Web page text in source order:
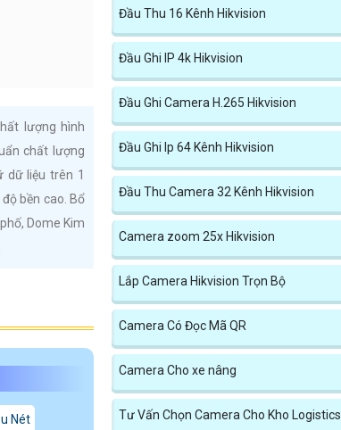
lượng hình
chất lượng
dữ liệu trên 1
độ bền cao. Bổ
Dome Kim
Nét
Đầu Thu 16 Kênh Hikvision
Đầu Ghi IP 4k Hikvision
Đầu Ghi Camera H.265 Hikvision
Đầu Ghi Ip 64 Kênh Hikvision
Đầu Thu Camera 32 Kênh Hikvision
Camera zoom 25x Hikvision
Lắp Camera Hikvision Trọn Bộ
Camera Có Đọc Mã QR
Camera Cho xe nâng
Tư Vấn Chọn Camera Cho Kho Logistics